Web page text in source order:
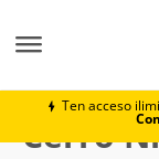
Ten acceso
Cerro